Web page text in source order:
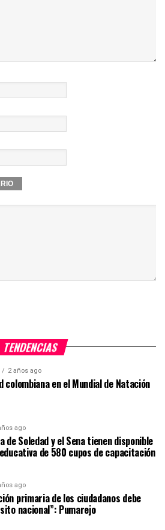
TENDENCIAS
2 años ago
colombiana en el Mundial de Natación
ago
de Soledad y el Sena tienen disponible
de 580 cupos de capacitación
ago
primaria de los ciudadanos debe
nacional”: Pumarejo